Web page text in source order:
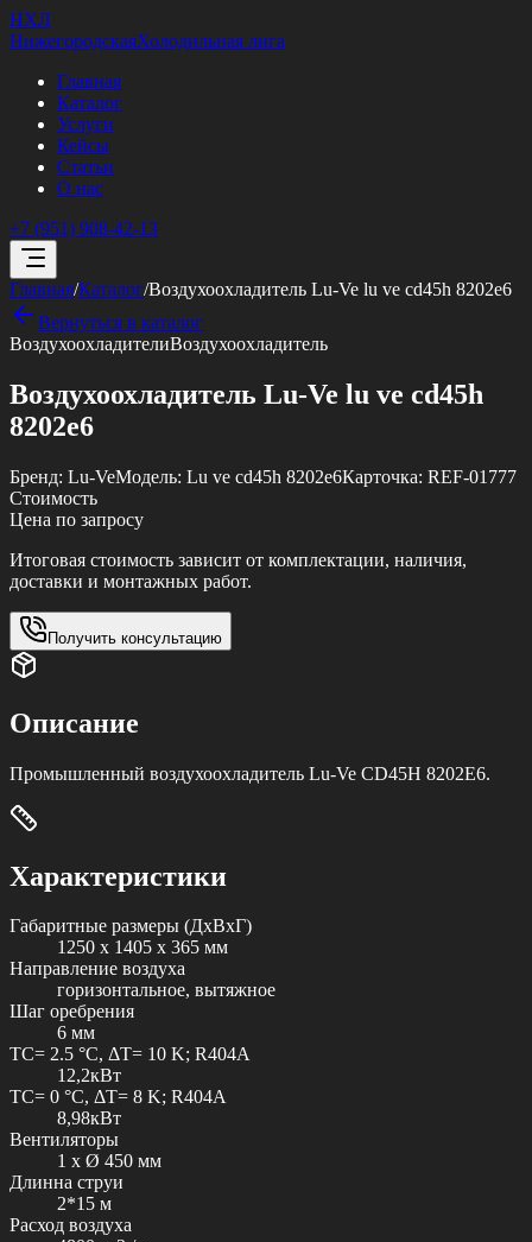
НХЛ
НижегородскаяХолодильная лига
Главная
Каталог
Услуги
Кейсы
Статьи
О нас
+7 (951) 908-42-13
Главная/Каталог/Воздухоохладитель Lu-Ve lu ve cd45h 8202e6
Вернуться в каталог
ВоздухоохладителиВоздухоохладитель
Воздухоохладитель Lu-Ve lu ve cd45h
8202e6
Бренд: Lu-VeМодель: Lu ve cd45h 8202e6Карточка: REF-01777
Стоимость
Цена по запросу
Итоговая стоимость зависит от комплектации, наличия,
доставки и монтажных работ.
Получить консультацию
Описание
Промышленный воздухоохладитель Lu-Ve CD45H 8202E6.
Характеристики
Габаритные размеры (ДxВxГ)
1250 x 1405 x 365 мм
Направление воздуха
горизонтальное, вытяжное
Шаг оребрения
6 мм
TC= 2.5 °C, ΔT= 10 K; R404A
12,2кВт
TC= 0 °C, ΔT= 8 K; R404A
8,98кВт
Вентиляторы
1 x Ø 450 мм
Длинна струи
2*15 м
Расход воздуха